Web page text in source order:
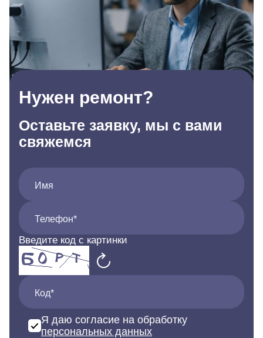
Нужен ремонт?
Оставьте заявку, мы с вами
свяжемся
Имя
Телефон*
Введите код с картинки
Код*
Я даю согласие на обработку
персональных данных